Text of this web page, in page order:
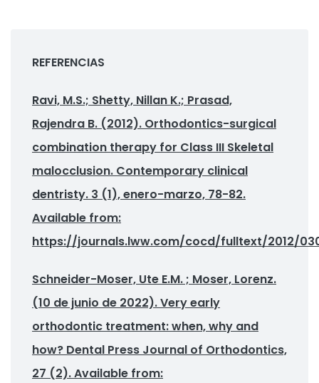
REFERENCIAS
Ravi, M.S.; Shetty, Nillan K.; Prasad,
Rajendra B. (2012). Orthodontics-surgical
combination therapy for Class III Skeletal
malocclusion. Contemporary clinical
dentristy. 3 (1), enero-marzo, 78-82.
Available from:
https://journals.lww.com/cocd/fulltext/2012/
Schneider-Moser, Ute E.M. ; Moser, Lorenz.
(10 de junio de 2022). Very early
orthodontic treatment: when, why and
how? Dental Press Journal of Orthodontics,
27 (2). Available from: